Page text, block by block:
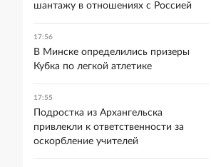
шантажу в отношениях с Россией
17:56
В Минске определились призеры
Кубка по легкой атлетике
17:55
Подростка из Архангельска
привлекли к ответственности за
оскорбление учителей